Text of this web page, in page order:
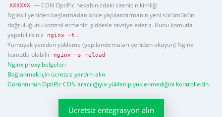
XXXXXX
— CDN OptiPic hesabınızdaki sitenizin kimliği
Nginx'i yeniden başlatmadan önce yapılandırmanın yeni sürümünün
doğruluğunu kontrol etmenizi şiddetle tavsiye ederiz. Bunu komutla
yapabilirsiniz
nginx -t .
Yumuşak yeniden yükleme (yapılandırmaları yeniden okuyun) Nginx
komutla olabilir
nginx -s reload
Nginx proxy belgeleri
Bağlanmak için ücretsiz yardım alın
Görüntünün OptiPic CDN aracılığıyla yüklenip yüklenmediğini kontrol edin
Ücretsiz entegrasyon alın